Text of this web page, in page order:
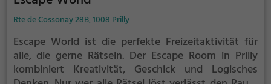
Rte de Cossonay 28B, 1008 Prilly
Escape World ist die perfekte Freizeitaktivität für
alle, die gerne Rätseln. Der Escape Room in Prilly
kombiniert Kreativität, Geschick und Logisches